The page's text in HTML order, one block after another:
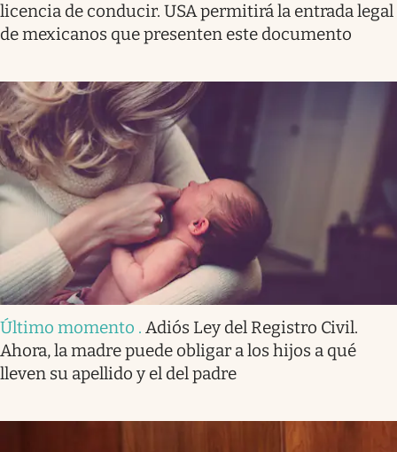
licencia de conducir. USA permitirá la entrada legal
de mexicanos que presenten este documento
Último momento . Adiós Ley del Registro Civil.
Ahora, la madre puede obligar a los hijos a qué
lleven su apellido y el del padre